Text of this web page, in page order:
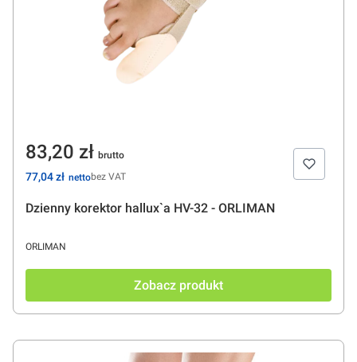
Dzienny korektor hallux`a HV-32 - ORLIMAN
PRODUCENT
ORLIMAN
Cena
83,20 zł
Cena
77,04 zł bez VAT
Zobacz produkt